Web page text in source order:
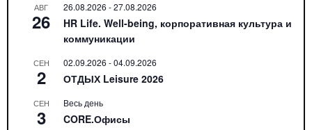
АВГ
26
26.08.2026 -27.08.2026
HR Life. Well-being, корпоративная культура и
коммуникации
СЕН
2
02.09.2026 -04.09.2026
ОТДЫХ Leisure 2026
СЕН
3
Весь день
CORE.Офисы